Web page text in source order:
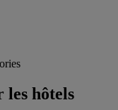
hôtels